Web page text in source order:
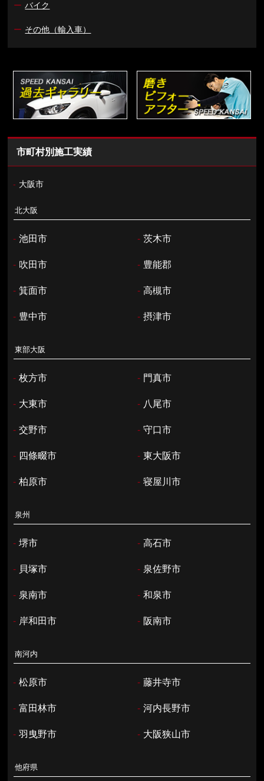
ー バイク
ー その他（輸入車）
市町村別施工実績
- 大阪市
北大阪
- 池田市 - 茨木市
- 吹田市 - 豊能郡
- 箕面市 - 高槻市
- 豊中市 - 摂津市
東部大阪
- 枚方市 - 門真市
- 大東市 - 八尾市
- 交野市 - 守口市
- 四條畷市 - 東大阪市
- 柏原市 - 寝屋川市
泉州
- 堺市 - 高石市
- 貝塚市 - 泉佐野市
- 泉南市 - 和泉市
- 岸和田市 - 阪南市
南河内
- 松原市 - 藤井寺市
- 富田林市 - 河内長野市
- 羽曳野市 - 大阪狭山市
他府県